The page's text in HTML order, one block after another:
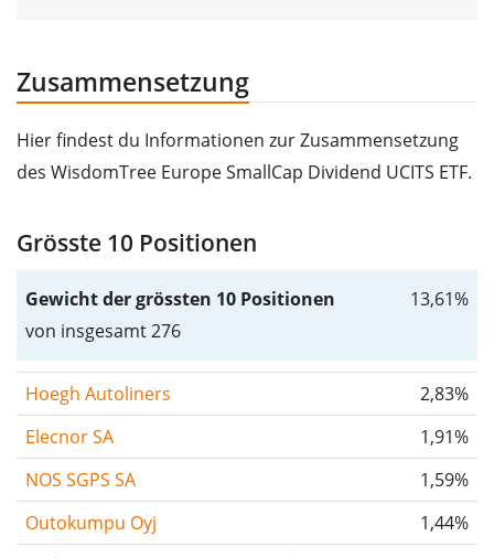
Zusammensetzung
Hier findest du Informationen zur Zusammensetzung
des WisdomTree Europe SmallCap Dividend UCITS ETF.
Grösste 10 Positionen
Gewicht der grössten 10 Positionen
von insgesamt 276
13,61%
Hoegh Autoliners
2,83%
Elecnor SA
1,91%
NOS SGPS SA
1,59%
Outokumpu Oyj
1,44%